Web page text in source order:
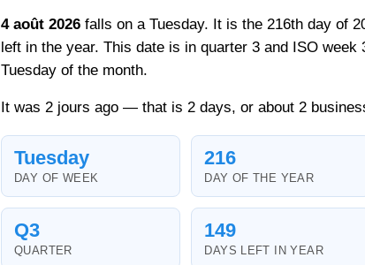
4 août 2026 falls on a Tuesday. It is the 216th day of
left in the year. This date is in quarter 3 and ISO week
Tuesday of the month.
It was 2 jours ago — that is 2 days, or about 2
Tuesday
DAY OF WEEK
216
DAY OF THE YEAR
Q3
QUARTER
149
DAYS LEFT IN YEAR